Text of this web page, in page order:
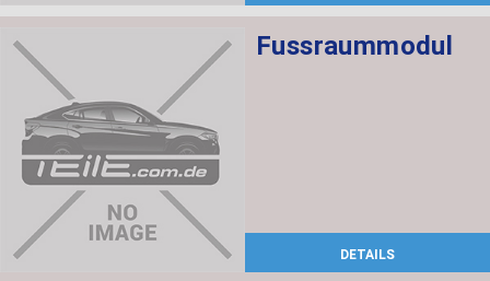
Fussraummodul
DETAILS